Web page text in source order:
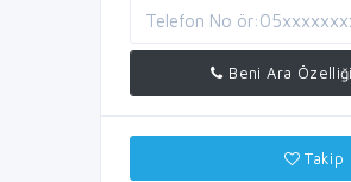
Beni Ara
Takip